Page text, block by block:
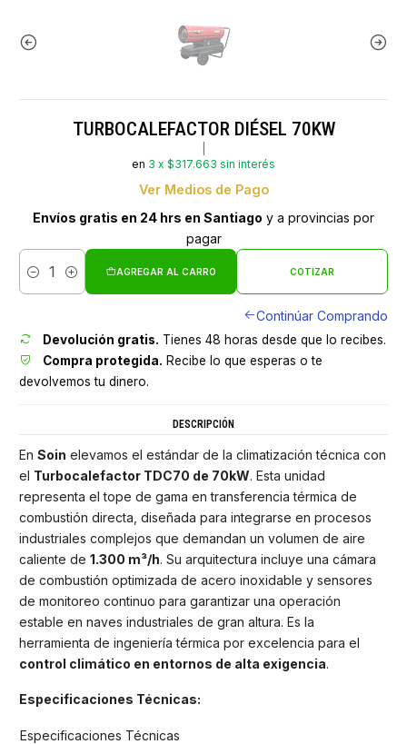
TURBOCALEFACTOR DIÉSEL 70KW
en 3 x $317.663 sin interés
Ver Medios de Pago
Envíos gratis en 24 hrs en Santiago y a provincias por
pagar
Cantidad
AGREGAR AL CARRO COTIZAR
Continúar Comprando
Devolución gratis. Tienes 48 horas desde que lo recibes.
Compra protegida. Recibe lo que esperas o te
devolvemos tu dinero.
DESCRIPCIÓN
En Soin elevamos el estándar de la climatización técnica con
el Turbocalefactor TDC70 de 70kW. Esta unidad
representa el tope de gama en transferencia térmica de
combustión directa, diseñada para integrarse en procesos
industriales complejos que demandan un volumen de aire
caliente de 1.300 m³/h. Su arquitectura incluye una cámara
de combustión optimizada de acero inoxidable y sensores
de monitoreo continuo para garantizar una operación
estable en naves industriales de gran altura. Es la
herramienta de ingeniería térmica por excelencia para el
control climático en entornos de alta exigencia.
Especificaciones Técnicas:
Especificaciones Técnicas